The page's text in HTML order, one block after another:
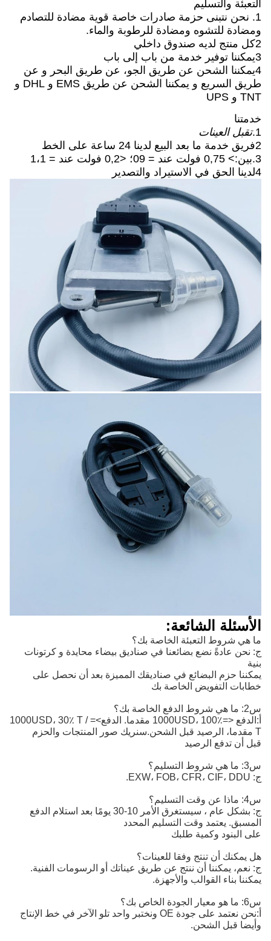
التعبئة والتسليم
1. نحن نتبنى حزمة صادرات خاصة قوية مضادة للتصادم
ومضادة للتشوه ومضادة للرطوبة والماء.
2كل منتج لديه صندوق داخلي
3يمكننا توفير خدمة من باب إلى باب
4يمكننا الشحن عن طريق الجو، عن طريق البحر و عن
طريق السريع و يمكننا الشحن عن طريق EMS و DHL و
TNT و UPS
خدمتنا
1. تقبل العينات
2فريق خدمة ما بعد البيع لدينا 24 ساعة على الخط
3.بين:> 0,75 فولت عند = 09؛ <0,2 فولت عند = 1،1
4لدينا الحق في الاستيراد والتصدير
الأسئلة الشائعة:
ما هي شروط التعبئة الخاصة بك؟
ج: نحن عادةً نضع بضائعنا في صناديق بيضاء محايدة و كرتونات
بنية
يمكننا حزم البضائع في صناديقك المميزة بعد أن نحصل على
خطابات التفويض الخاصة بك
س2: ما هي شروط الدفع الخاصة بك؟
أ:
الدفع <=1000USD، 100٪ مقدما. الدفع>=1000USD، 30٪ T /
T مقدما، الرصيد قبل الشحن.
سنريك صور المنتجات والحزم
قبل أن تدفع الرصيد
س3: ما هي شروط التسليم؟
ج: EXW، FOB، CFR، CIF، DDU.
س4: ماذا عن وقت التسليم؟
ج: بشكل عام ، سيستغرق الأمر 10-30 يومًا بعد استلام الدفع
المسبق. يعتمد وقت التسليم المحدد
على البنود وكمية طلبك
هل يمكنك أن تنتج وفقا للعينات؟
ج: نعم، يمكننا أن ننتج عن طريق عيناتك أو الرسومات الفنية.
يمكننا بناء القوالب والأجهزة.
س6: ما هو معيار الجودة الخاص بك؟
أ:
وأيضا قبل الشحن.